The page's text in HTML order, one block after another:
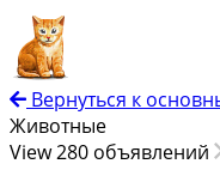
Вернуться к
Животные
View 280 объявлений